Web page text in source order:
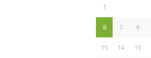
1
6
7
8
13
14
15